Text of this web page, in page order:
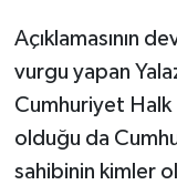
Açıklamasının
vurgu yapan
Cumhuriyet
olduğu da
sahibinin kimler